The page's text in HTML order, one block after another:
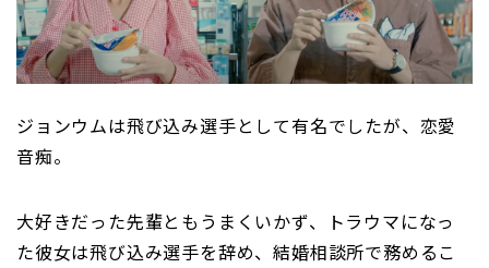
ジョンウムは飛び込み選手として有名でしたが、恋愛
音痴。
大好きだった先輩ともうまくいかず、トラウマになっ
た彼女は飛び込み選手を辞め、結婚相談所で務めるこ